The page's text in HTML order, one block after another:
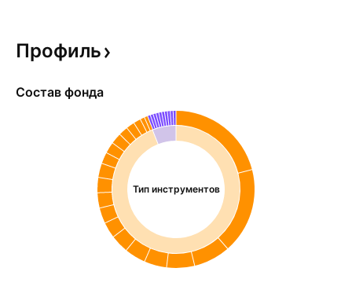
Профиль
Состав фонда
Тип инструментов